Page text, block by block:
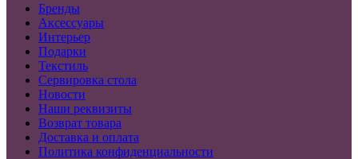
Бренды
Аксессуары
Интерьер
Подарки
Текстиль
Сервировка стола
Новости
Наши реквизиты
Возврат товара
Доставка и оплата
Политика конфиденциальности